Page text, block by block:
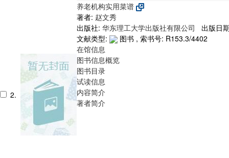
2.
养老机构实用菜谱
著者: 赵文秀
出版社: 华东理工大学出版社有限公司
出版日
文献类型:
图书 , 索书号: R153.3/4402
在馆信息
图书信息概览
图书目录
试读信息
内容简介
著者简介